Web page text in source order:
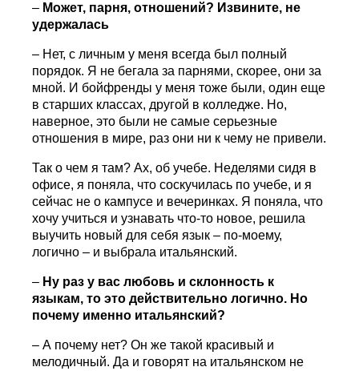
– Может, парня, отношений? Извините, не
удержалась
– Нет, с личным у меня всегда был полный
порядок. Я не бегала за парнями, скорее, они за
мной. И бойфренды у меня тоже были, один еще
в старших классах, другой в колледже. Но,
наверное, это были не самые серьезные
отношения в мире, раз они ни к чему не привели.
Так о чем я там? Ах, об учебе. Неделями сидя в
офисе, я поняла, что соскучилась по учебе, и я
сейчас не о кампусе и вечеринках. Я поняла, что
хочу учиться и узнавать что-то новое, решила
выучить новый для себя язык – по-моему,
логично – и выбрала итальянский.
– Ну раз у вас любовь и склонность к
языкам, то это действительно логично. Но
почему именно итальянский?
– А почему нет? Он же такой красивый и
мелодичный. Да и говорят на итальянском не